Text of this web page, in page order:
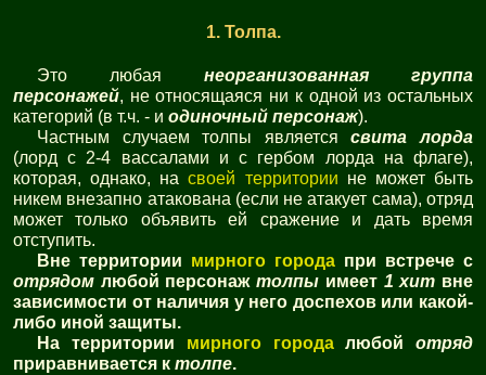
1. Толпа.
Это любаянеорганизованная группа
персонажей, не относящаяся ни к одной из остальных
категорий (в т.ч. - и одиночный персонаж).
Частным случаем толпы являетсясвита лорда
(лорд с 2-4 вассалами и с гербом лорда на флаге),
которая, однако, насвоей территории не может быть
никем внезапно атакована (если не атакует сама), отряд
может только объявить ей сражение и дать время
отступить.
Вне территории мирного города при встрече с
отрядом любой персонажтолпы имеет 1 хит вне
зависимости от наличия у него доспехов или какой-
либо иной защиты.
На территории мирного городалюбойотряд
приравнивается к толпе.